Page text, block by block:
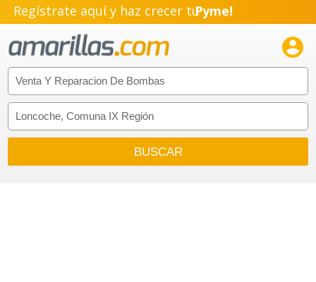
Regístrate aquí y haz crecer tu
Emprendimiento!
